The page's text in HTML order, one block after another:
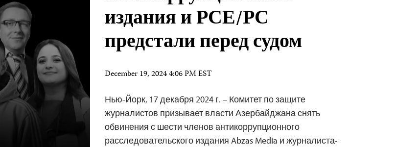
издания и РСЕ/РС
предстали перед судом
December 19, 2024 4:06 PM EST
Нью-Йорк, 17 декабря 2024 г. – Комитет по защите
журналистов призывает власти Азербайджана снять
обвинения с шести членов антикоррупционного
расследовательского издания Abzas Media и журналиста-